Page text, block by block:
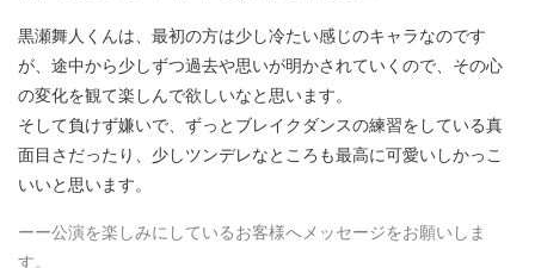
黒瀬舞人くんは、最初の方は少し冷たい感じのキャラなのです
が、途中から少しずつ過去や思いが明かされていくので、その心
の変化を観て楽しんで欲しいなと思います。
そして負けず嫌いで、ずっとブレイクダンスの練習をしている真
面目さだったり、少しツンデレなところも最高に可愛いしかっこ
いいと思います。
ーー公演を楽しみにしているお客様へメッセージをお願いしま
す。